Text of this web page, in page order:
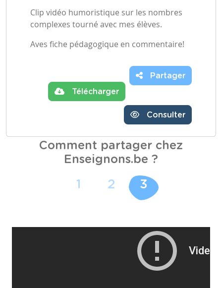
Clip vidéo humoristique sur les nombres
complexes tourné avec mes élèves.
Aves fiche pédagogique en commentaire!
Télécharger
Partager
Consulter
Comment partager chez
Enseignons.be ?
1 2 3